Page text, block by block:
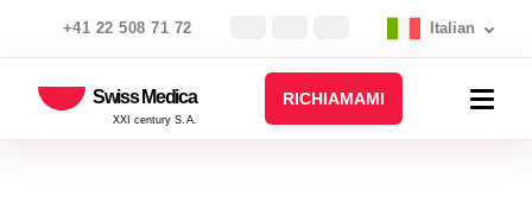
+41 22 508 71 72 Italian
Swiss Medica
XXI century S.A.
RICHIAMAMI